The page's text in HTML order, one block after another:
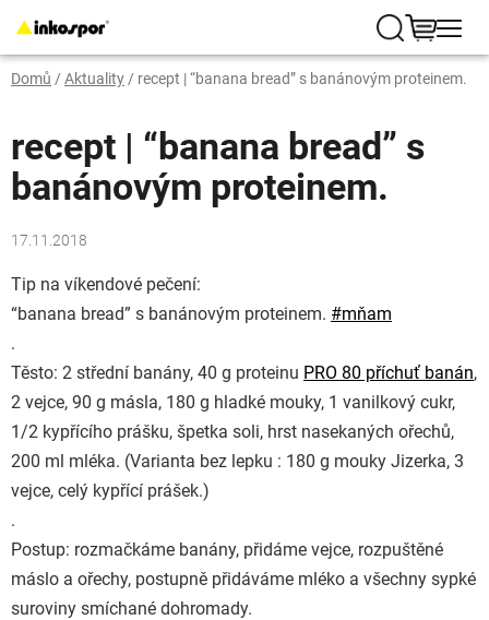
na
obsah
Hledat
KOŠÍK
Domů / Aktuality/ recept | “banana bread” s banánovým proteinem.
recept | “banana bread” s
banánovým proteinem.
17.11.2018
Tip na víkendové pečení:
“banana bread” s banánovým proteinem. #mňam
.
Těsto: 2 střední banány, 40 g proteinu PRO 80 příchuť banán,
2 vejce, 90 g másla, 180 g hladké mouky, 1 vanilkový cukr,
1/2 kypřícího prášku, špetka soli, hrst nasekaných ořechů,
200 ml mléka. (Varianta bez lepku : 180 g mouky Jizerka, 3
vejce, celý kypřící prášek.)
.
Postup: rozmačkáme banány, přidáme vejce, rozpuštěné
máslo a ořechy, postupně přidáváme mléko a všechny sypké
suroviny smíchané dohromady.